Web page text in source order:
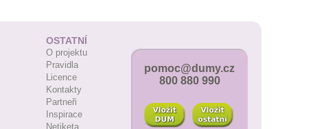
OSTATNÍ
O projektu
Pravidla
Licence
Kontakty
Partneři
Inspirace
Netiketa
pomoc@dumy.cz
800 880 990